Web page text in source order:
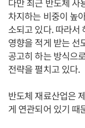
차지하는 비중이 높
소되고 있다. 따라서
영향을 적게 받는 선
공고히 하는 방식으
전략을 펼치고 있다.
반도체 재료산업은
게 연관되어 있기 때